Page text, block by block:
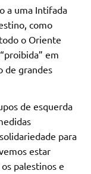
a uma Intifada
como
o Oriente
em
de grandes
de esquerda
para
estar
palestinos e